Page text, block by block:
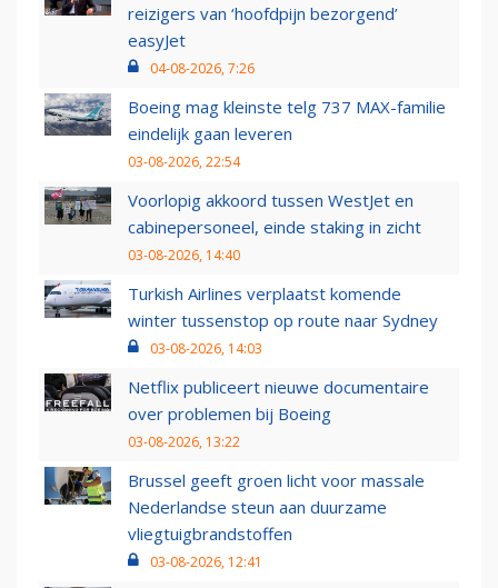
reizigers van ‘hoofdpijn bezorgend’
easyJet
04-08-2026, 7:26
Boeing mag kleinste telg 737 MAX-familie
eindelijk gaan leveren
03-08-2026, 22:54
Voorlopig akkoord tussen WestJet en
cabinepersoneel, einde staking in zicht
03-08-2026, 14:40
Turkish Airlines verplaatst komende
winter tussenstop op route naar Sydney
03-08-2026, 14:03
Netflix publiceert nieuwe documentaire
over problemen bij Boeing
03-08-2026, 13:22
Brussel geeft groen licht voor massale
Nederlandse steun aan duurzame
vliegtuigbrandstoffen
03-08-2026, 12:41